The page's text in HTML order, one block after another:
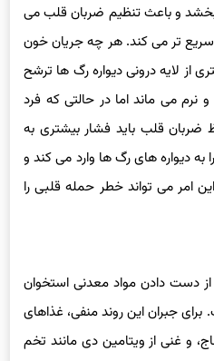
تر می کند. هر چه جریان خون
از لایه درونی دیواره رگ ها ترشح
می ماند اما در حالتی که فرد
ضربان قلب باید فشار بیشتری به
به دیواره های رگ ها وارد می کند و
می تواند خطر حمله قلبی را
دست دادن مواد معدنی استخوان
جبران این روند منفی، غذاهای
و غنی از ویتامین دی مانند تخم